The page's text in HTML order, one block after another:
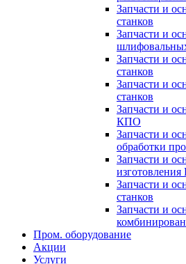
Запчасти и
станков
Запчасти и
Запчасти и
станков
Запчасти и
станков
Запчасти и
КПО
Запчасти и
обработки
Запчасти и
Запчасти и
станков
Запчасти и
Пром. оборудование
Акции
Услуги